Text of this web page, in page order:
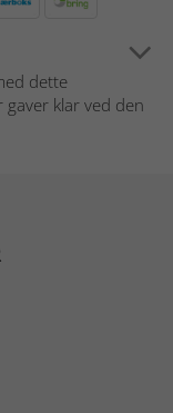
dette
klar ved den